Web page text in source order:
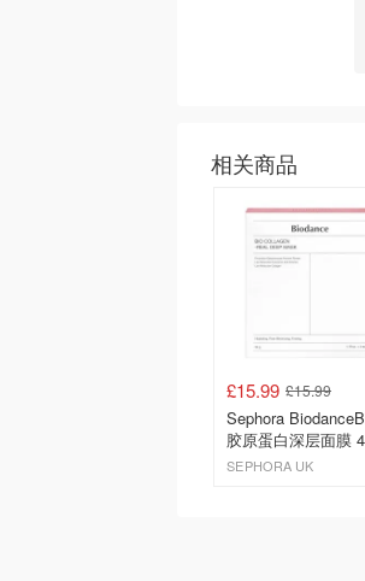
相关商品
£15.99 £15.99
Sephora
胶原蛋白深层面膜
补水紧致
SEPHORA UK